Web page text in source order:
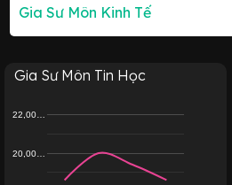
Gia Sư Môn Tin Học
20,00…
22,00…